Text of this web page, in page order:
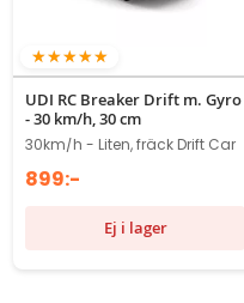
100%
UDI RC Breaker Drift m. Gyro
- 30 km/h, 30 cm
30km/h - Liten, fräck Drift Car
899:-
Ej i lager